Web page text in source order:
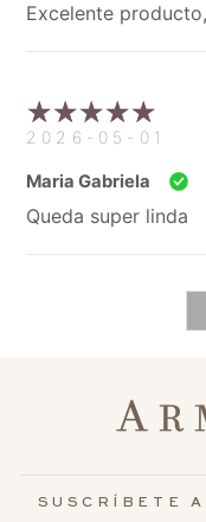
Excelente
2026-05-01
Maria Gabriela
Queda super linda
SUSCRÍBETE